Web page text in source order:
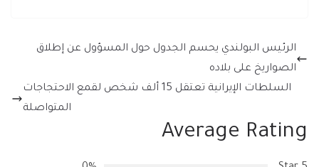
الرئيس البولندي يحسم الجدول حول المسؤول عن إطلاق
الصواريخ على بلاده
السلطات الإيرانية تعتقل 15 ألف شخص لقمع الاحتجاجات
المتواصلة
Average Rating